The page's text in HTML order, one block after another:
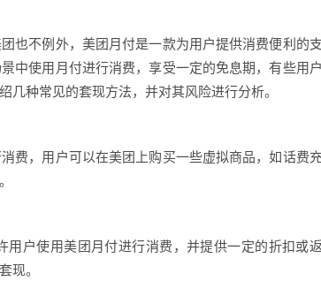
也不例外，美团月付是一款为用户提供消费便利的
中使用月付进行消费，享受一定的免息期，有些用
种常见的套现方法，并对其风险进行分析。
费，用户可以在美团上购买一些虚拟商品，如话费
户使用美团月付进行消费，并提供一定的折扣或
现。